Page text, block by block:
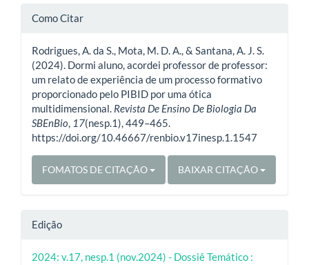
Detalhes
artigo
Como Citar
Rodrigues, A. da S., Mota, M. D. A., & Santana, A. J. S.
(2024). Dormi aluno, acordei professor de professor:
um relato de experiência de um processo formativo
proporcionado pelo PIBID por uma ótica
multidimensional. Revista De Ensino De Biologia Da
SBEnBio, 17(nesp.1), 449–465.
https://doi.org/10.46667/renbio.v17inesp.1.1547
FOMATOS DE CITAÇÃO BAIXAR CITAÇÃO
Edição
2024: v.17, nesp.1 (nov.2024) - Dossiê Temático :